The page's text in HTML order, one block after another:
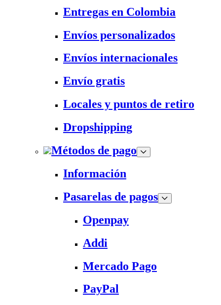
Entregas en Colombia
Envíos personalizados
Envíos internacionales
Envío gratis
Locales y puntos de retiro
Dropshipping
Métodos de pago
Información
Pasarelas de pagos
Openpay
Addi
Mercado Pago
PayPal